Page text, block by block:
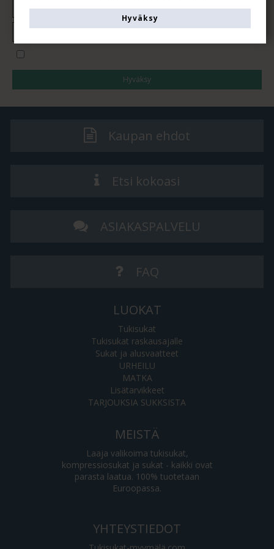
Hyväksy
Hyväksy
Kaupan ehdot
Etsi kokoasi
ASIAKASPALVELU
FAQ
LUOKAT
Tukisukat
Tukisukat raskausajalle
Sukat ja alusvaatteet
URHEILU
MATKA
Lisätarvikkeet
TARJOUKSIA SUKKSISTA
MEISTÄ
Laaja valikoima tukisukat,
kompressiosukat ja sukat - kaikki ovat
parasta laatua. 100% tuotetaan
Euroopassa.
YHTEYSTIEDOT